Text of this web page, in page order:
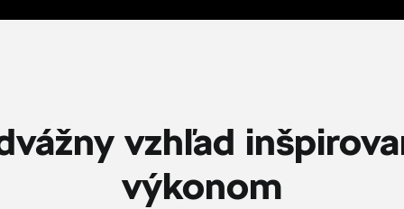
vzhľad
výkonom